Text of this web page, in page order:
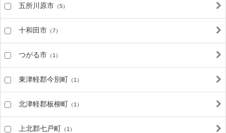
五所川原市 （5）
十和田市 （7）
つがる市 （1）
東津軽郡今別町 （1）
北津軽郡板柳町 （1）
上北郡七戸町 （1）